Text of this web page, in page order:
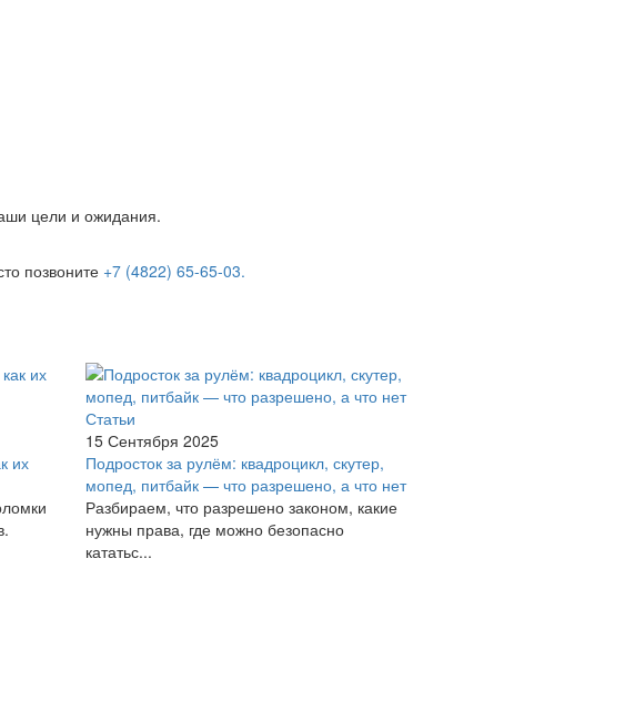
цели и ожидания.
позвоните +7 (4822) 65-65-03.
их
Статьи
15 Сентября 2025
Подросток за рулём: квадроцикл, скутер,
мопед, питбайк — что разрешено, а что нет
Разбираем, что разрешено законом, какие
нужны права, где можно безопасно
кататьс...